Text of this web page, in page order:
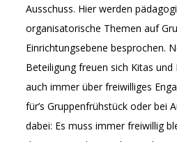
Ausschuss. Hier werden
organisatorische Themen auf
Einrichtungsebene besprochen.
Beteiligung freuen sich Kitas
auch immer über freiwilliges
für’s Gruppenfrühstück oder bei
dabei: Es muss immer freiwillig